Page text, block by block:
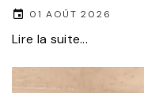
01 AOÛT 2026
Lire la suite...